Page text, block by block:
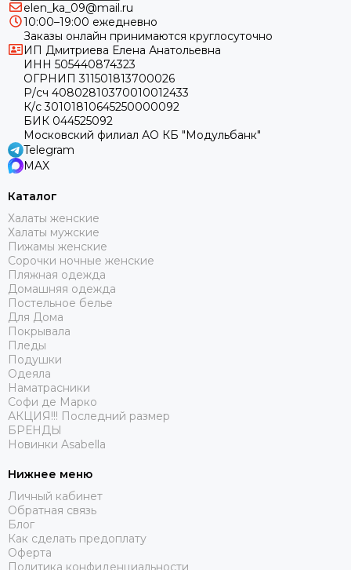
elen_ka_09@mail.ru
10:00–19:00 ежедневно
Заказы онлайн принимаются круглосуточно
ИП Дмитриева Елена Анатольевна
ИНН 505440874323
ОГРНИП 311501813700026
Р/сч 40802810370010012433
К/с 30101810645250000092
БИК 044525092
Московский филиал АО КБ "Модульбанк"
Telegram
MAX
Каталог
Халаты женские
Халаты мужские
Пижамы женские
Сорочки ночные женские
Пляжная одежда
Домашняя одежда
Постельное белье
Для Дома
Покрывала
Пледы
Подушки
Одеяла
Наматрасники
Софи де Марко
АКЦИЯ!!! Последний размер
БРЕНДЫ
Новинки Asabella
Нижнее меню
Личный кабинет
Обратная связь
Блог
Как сделать предоплату
Оферта
Политика конфиденциальности